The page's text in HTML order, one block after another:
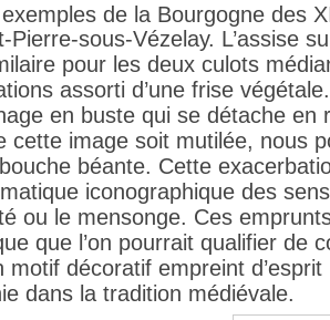
de la Bourgogne des
Pierre-sous-Vézelay. L’assise
pour les deux culots
assorti d’une frise
en buste qui se détache en
cette image soit mutilée, nous
béante. Cette
iconographique des
ou le mensonge. Ces
que l’on pourrait qualifier de
motif décoratif empreint
dans la tradition médiévale.